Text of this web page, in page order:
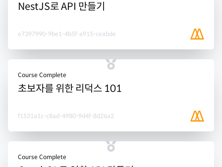
NestJS로 API 만들기
e7397990-9be1-4b5f-a915-ceabde
Course Complete
초보자를 위한 리덕스 101
f1531a1c-c8ad-4980-9d4f-8d26a2
Course Complete